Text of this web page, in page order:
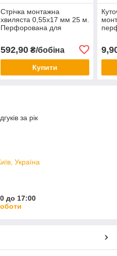
Стрічка монтажна
хвиляста 0,55х17 мм 25 м.
Перфорована для
592,90₴/бобіна
Купити
за рік
Україна
до 17:00